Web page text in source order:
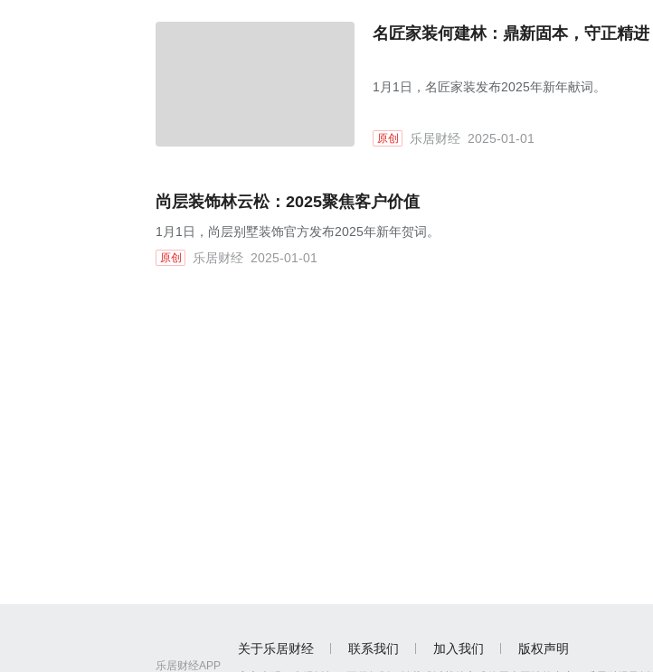
名匠家装何建林：鼎新固本，守正精进
1月1日，名匠家装发布2025年新年献词。
原创 乐居财经 2025-01-01
尚层装饰林云松：2025聚焦客户价值
1月1日，尚层别墅装饰官方发布2025年新年贺词。
原创 乐居财经 2025-01-01
乐居财经APP
关于乐居财经 联系我们 加入我们 版权声明